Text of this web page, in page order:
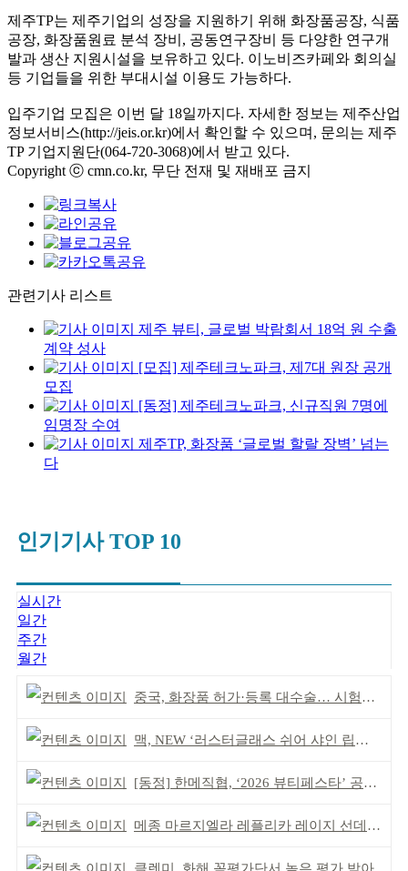
제주TP는 제주기업의 성장을 지원하기 위해 화장품공장, 식품
공장, 화장품원료 분석 장비, 공동연구장비 등 다양한 연구개
발과 생산 지원시설을 보유하고 있다. 이노비즈카페와 회의실
등 기업들을 위한 부대시설 이용도 가능하다.
입주기업 모집은 이번 달 18일까지다. 자세한 정보는 제주산업
정보서비스(http://jeis.or.kr)에서 확인할 수 있으며, 문의는 제주
TP 기업지원단(064-720-3068)에서 받고 있다.
Copyright ⓒ cmn.co.kr, 무단 전재 및 재배포 금지
관련기사 리스트
제주 뷰티, 글로벌 박람회서 18억 원 수출
계약 성사
[모집] 제주테크노파크, 제7대 원장 공개
모집
[동정] 제주테크노파크, 신규직원 7명에
임명장 수여
제주TP, 화장품 ‘글로벌 할랄 장벽’ 넘는
다
인기기사 TOP 10
실시간
일간
주간
월간
중국, 화장품 허가·등록 대수술… 시험자료 공용 허용
맥, NEW ‘러스터글래스 쉬어 샤인 립스틱’ 출시
[동정] 한메직협, ‘2026 뷰티페스타’ 공동 주최
메종 마르지엘라 레플리카 레이지 선데이 모닝 디퓨저